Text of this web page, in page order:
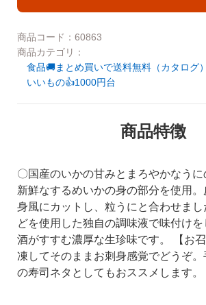
DVD 書籍
会社概要
利用規約
個人情報の取り扱いについて
特定商取引法に基づく表記
よくある質問
お問い合わせ
個人情報の取り扱いについて
よくある質問
カスタマーハラスメントについて
商品コード：60863
商品カテゴリ：
食品🚚まとめ買いで送料無料（カタログ）
いいもの👍1000円台
商品特徴
〇国産のいかの甘みとまろやかなうに
新鮮なするめいかの身の部分を使用
身風にカットし、粒うにと合わせま
どを使用した独自の調味液で味付け
酒がすすむ濃厚な生珍味です。 【お
凍してそのままお刺身感覚でどうぞ
の寿司ネタとしてもおススメします。